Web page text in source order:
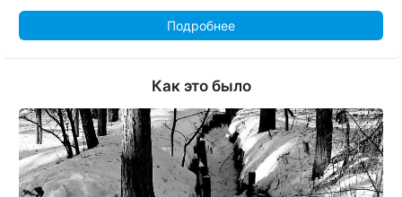
Подробнее
Как это было